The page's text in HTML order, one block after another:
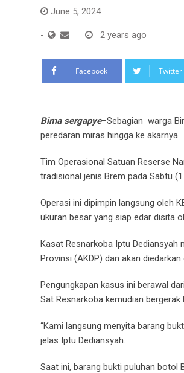
June 5, 2024
- 2 years ago
Facebook Twitter
Bima sergapye–Sebagian warga
peredaran miras hingga ke akarnya
Tim Operasional Satuan Reserse
tradisional jenis Brem pada Sabtu
Operasi ini dipimpin langsung oleh
ukuran besar yang siap edar disita
Kasat Resnarkoba Iptu
Provinsi (AKDP) dan akan
Pengungkapan kasus ini berawal
Sat Resnarkoba kemudian
“Kami langsung menyita barang
jelas Iptu Dediansyah.
Saat ini, barang bukti puluhan botol